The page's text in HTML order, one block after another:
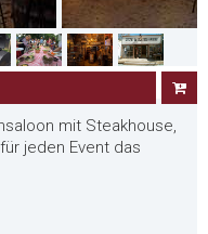
mit Steakhouse,
jeden Event das